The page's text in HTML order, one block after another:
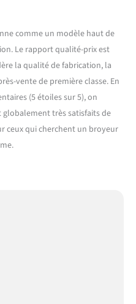
comme un modèle haut de
Le rapport qualité-prix est
la qualité de fabrication, la
vente de première classe. En
(5 étoiles sur 5), on
très satisfaits de
ceux qui cherchent un broyeur